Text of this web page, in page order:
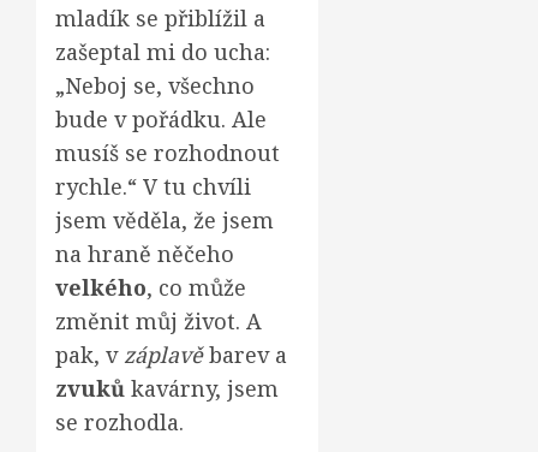
mladík se přiblížil a
zašeptal mi do ucha:
„Neboj se, všechno
bude v pořádku. Ale
musíš se rozhodnout
rychle.“ V tu chvíli
jsem věděla, že jsem
na hraně něčeho
velkého, co může
změnit můj život. A
pak, v záplavěbarev a
zvuků kavárny, jsem
se rozhodla.